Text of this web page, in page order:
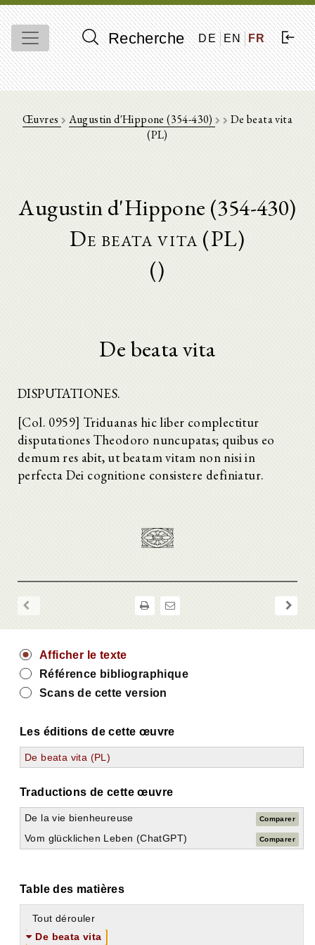
Recherche DE EN FR
Œuvres Augustin d'Hippone (354-430)
De beata vita
(PL)
Augustin d'Hippone (354-430)
De beata vita (PL)
()
De beata vita
DISPUTATIONES.
[Col. 0959] Triduanas hic liber complectitur
disputationes Theodoro nuncupatas; quibus eo
demum res abit, ut beatam vitam non nisi in
perfecta Dei cognitione consistere definiatur.
Afficher le texte
Référence bibliographique
Scans de cette version
Les éditions de cette œuvre
De beata vita (PL)
Traductions de cette œuvre
De la vie bienheureuse Comparer
Vom glücklichen Leben (ChatGPT) Comparer
Table des matières
Tout dérouler
De beata vita